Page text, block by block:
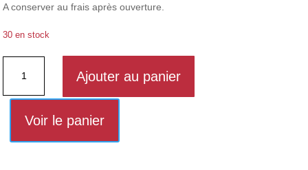
A conserver au frais après ouverture.
30 en stock
Rillettes
de
Ajouter au panier
Voir le panier